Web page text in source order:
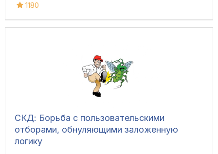
1180
СКД: Борьба с пользовательскими
отборами, обнуляющими заложенную
логику